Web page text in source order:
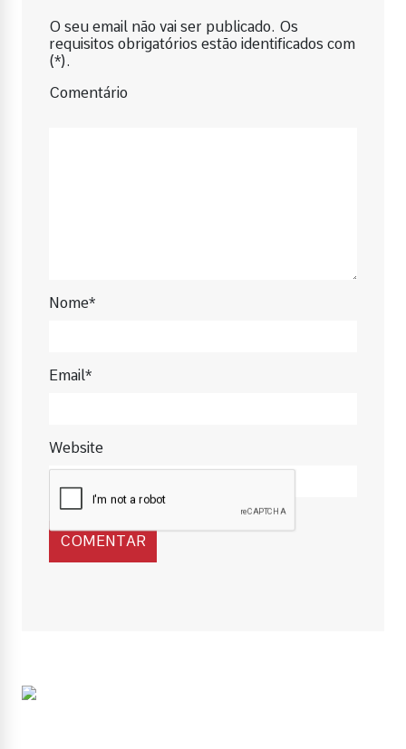
O seu email não vai ser publicado. Os
requisitos obrigatórios estão identificados com
(*).
Comentário
Nome*
Email*
Website